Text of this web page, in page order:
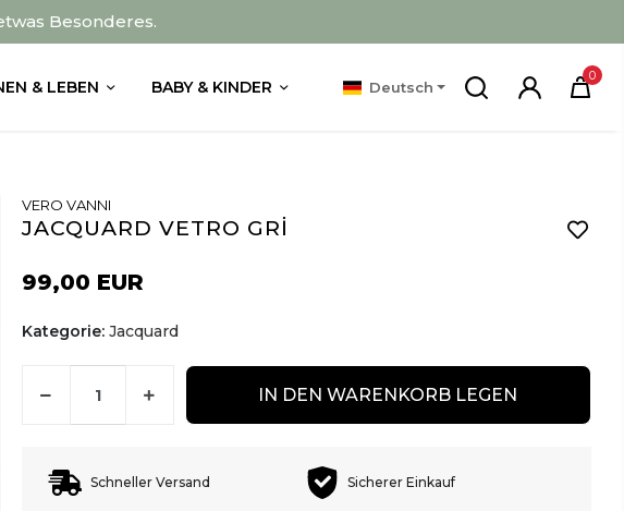
Besonderes.
& LEBEN BABY & KINDER Deutsch
0
VERO VANNI
JACQUARD VETRO GRİ
99,00 EUR
Kategorie: Jacquard
IN DEN WARENKORB LEGEN
Schneller Versand Sicherer Einkauf